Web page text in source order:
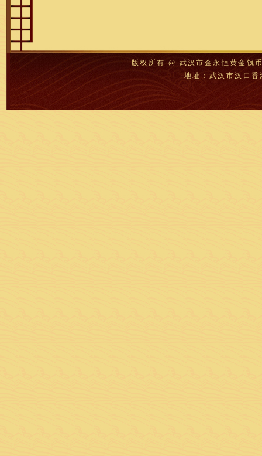
版权所有 @ 武汉市金永恒黄金钱
地址：武汉市汉口